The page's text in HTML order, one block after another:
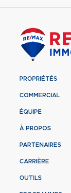
PROPRIÉTÉS
COMMERCIAL
ÉQUIPE
À PROPOS
PARTENAIRES
CARRIÈRE
OUTILS